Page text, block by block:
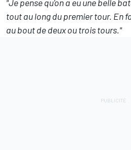
"Je pense qu'on a eu une belle
tout au long du premier tour. En
au bout de deux ou trois tours."